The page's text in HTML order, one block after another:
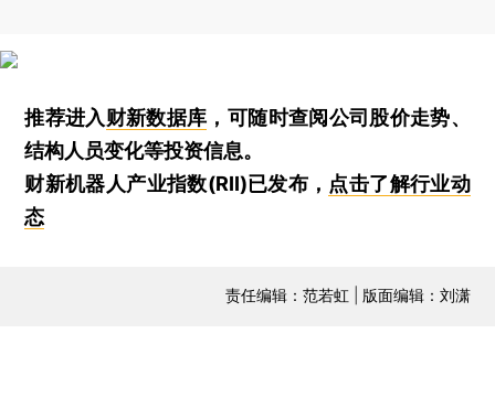
推荐进入财新数据库 ，可随时查阅公司股价走势、
结构人员变化等投资信息。
财新机器人产业指数(RII)已发布， 点击了解行业动
态
责任编辑：范若虹 | 版面编辑：刘潇